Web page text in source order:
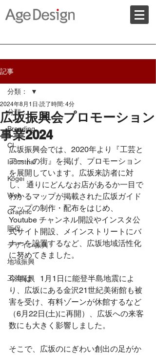
記事
分類：
Branding
CI
Industrial
Kogei
Web
Graphic
販促
デザイン振興
地域振興
工芸振興
分類：
広坂振興会プロモーション
事業2024
2024年8月1日 読了時間: 4分
広坂振興会では、2020年より『工芸と
アートの街』を掲げ、プロモーション
を展開しています。広坂来訪者に対
し、 通りにどんなお店があるか一目で
わかるマップが掲載された広坂ガイド
マップの制作・配布をはじめ、
Youtube チャンネル開設やインスタ公
式サイト開設、メインストリートにバ
ナーを設置するなど、広坂地域活性化
に努めてきました。
今年は、1月1日に能登半島地震によ
り、広坂にある金沢21世紀美術館も被
害を受け、有料ゾーンが休館するなど
（6月22日(土)に再開）、広坂への来客
数にも大きく影響しました。
そこで、広坂のにぎわい創出の足がか